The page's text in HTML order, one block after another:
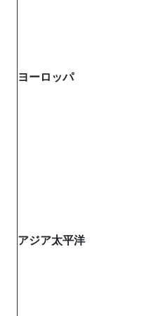
ヨーロッパ
アジア太平洋